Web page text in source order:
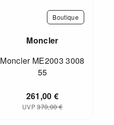
Boutique
Moncler
Moncler ME2003 3008
55
261,00€
UVP370,00€